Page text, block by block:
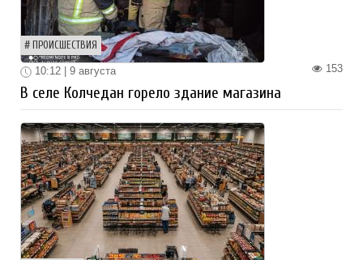
ПРОИСШЕСТВИЯ
153
10:12 | 9 августа
В селе Колчедан горело здание магазина